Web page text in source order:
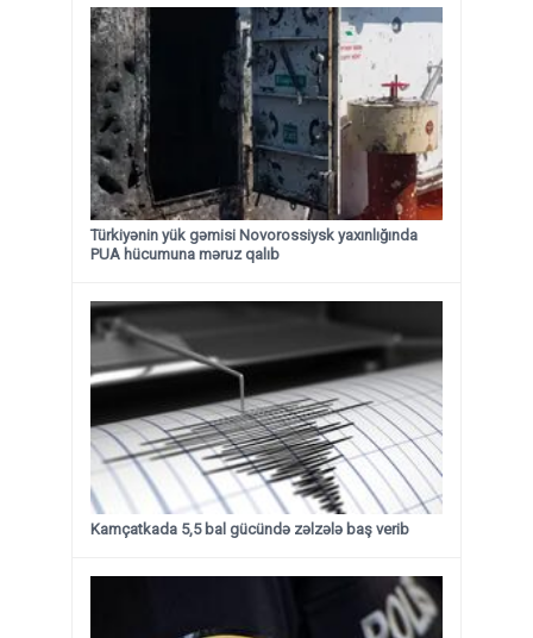
Türkiyənin yük gəmisi Novorossiysk yaxınlığında
PUA hücumuna məruz qalıb
Kamçatkada 5,5 bal gücündə zəlzələ baş verib